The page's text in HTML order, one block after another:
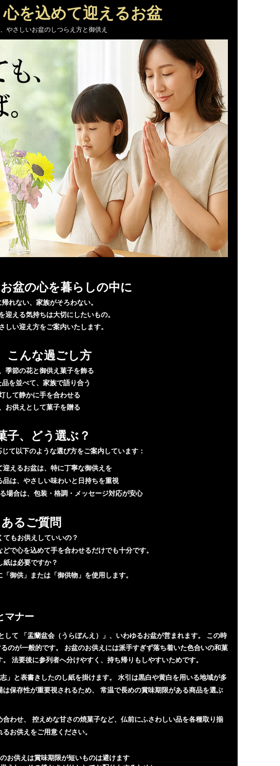
を込めて迎えるお盆
やさしいお盆のしつらえ方と御供え
盆の心を暮らしの中に
れない、家族がそろわない。
迎える気持ちは大切にしたいもの。
しい迎え方をご案内いたします。
こんな過ごし方
季節の花と御供え菓子を飾る
を並べて、家族で語り合う
して静かに手を合わせる
お供えとして菓子を贈る
子、どう選ぶ？
て以下のような選び方をご案内しています：
迎えるお盆は、特に丁寧な御供えを
品は、やさしい味わいと日持ちを重視
場合は、包装・格調・メッセージ対応が安心
るご質問
てもお供えしていいの？
で心を込めて手を合わせるだけでも十分です。
紙は必要ですか？
御供」または「御供物」を使用します。
マナー
て 「盂蘭盆会（うらぼんえ）」、いわゆるお盆が営まれます。 この時
のが一般的です。 お盆のお供えには派手すぎず落ち着いた色合いの和菓
法要後に参列者へ分けやすく、持ち帰りもしやすいためです。
」と表書きしたのし紙を掛けます。 水引は黒白や黄白を用いる地域が多
保存性が重要視されるため、 常温で長めの賞味期限がある商品を選ぶ
合わせ、 控えめな甘さの焼菓子など、仏前にふさわしい品を各種取り揃
お供えをご用意ください。
お供えは賞味期限が短いものは避けます